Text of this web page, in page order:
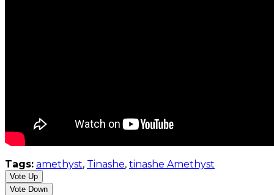
Tags: amethyst, Tinashe, tinashe Amethyst
Vote Up
Vote Down